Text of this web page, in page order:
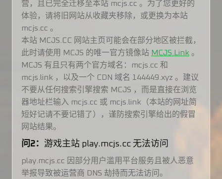
营，且已完全迁移至本站 mcjs.cc 。为了您更好的
体验，请将旧网站从收藏夹移除，或更换为本站
mcjs.cc 。
本站 MCJS.CC 网站主页可能会在部分地区被拦截，
此时请使用 MCJS 的唯一官方镜像站 MCJS.Link 。
MCJS 有且只有两个官方域名：mcjs.cc 和
mcjs.link ，以及一个 CDN 域名 144449.xyz 。建议
不要从任何搜索引擎搜索 MCJS ，而是直接在浏览
器地址栏输入 mcjs.cc 或 mcjs.link（本站的网址简
短好记请不要记错了），谨防搜索引擎给出的假冒
网站结果。
问2： 游戏主站 play.mcjs.cc 无法访问
play.mcjs.cc 因部分用户滥用平台服务且被人恶意
举报导致被运营商 DNS 劫持而无法访问。